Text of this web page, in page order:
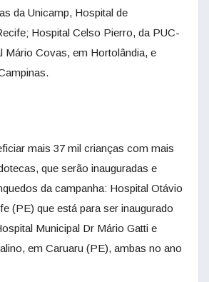
da Unicamp, Hospital de
Hospital Celso Pierro, da PUC-
Mário Covas, em Hortolândia, e
mais 37 mil crianças com mais
que serão inauguradas e
da campanha: Hospital Otávio
(PE) que está para ser inaugurado
Municipal Dr Mário Gatti e
em Caruaru (PE), ambas no ano